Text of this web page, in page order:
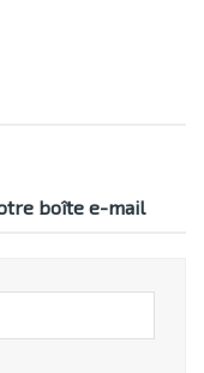
boîte e-mail